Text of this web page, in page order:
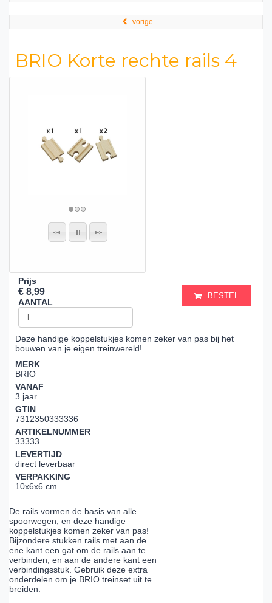
vorige
BRIO Korte rechte rails 4
Prijs
€ 8,99
AANTAL
BESTEL
Deze handige koppelstukjes komen zeker van pas bij het
bouwen van je eigen treinwereld!
MERK
BRIO
VANAF
3 jaar
GTIN
7312350333336
ARTIKELNUMMER
33333
LEVERTIJD
direct leverbaar
VERPAKKING
10x6x6 cm
De rails vormen de basis van alle
spoorwegen, en deze handige
koppelstukjes komen zeker van pas!
Bijzondere stukken rails met aan de
ene kant een gat om de rails aan te
verbinden, en aan de andere kant een
verbindingsstuk. Gebruik deze extra
onderdelen om je BRIO treinset uit te
breiden.